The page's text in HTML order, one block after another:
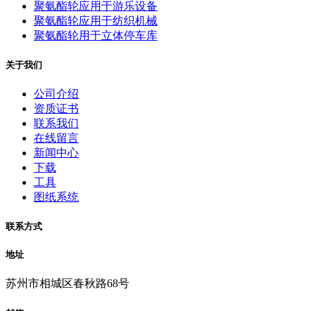
聚氨酯轮应用于游乐设备
聚氨酯轮应用于纺织机械
聚氨酯轮用于立体停车库
关于我们
公司介绍
资质证书
联系我们
在线留言
新闻中心
下载
工具
图纸系统
联系方式
地址
苏州市相城区春秋路68号